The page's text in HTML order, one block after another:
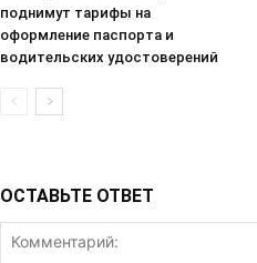
поднимут тарифы на
оформление паспорта и
водительских удостоверений
ОСТАВЬТЕ ОТВЕТ